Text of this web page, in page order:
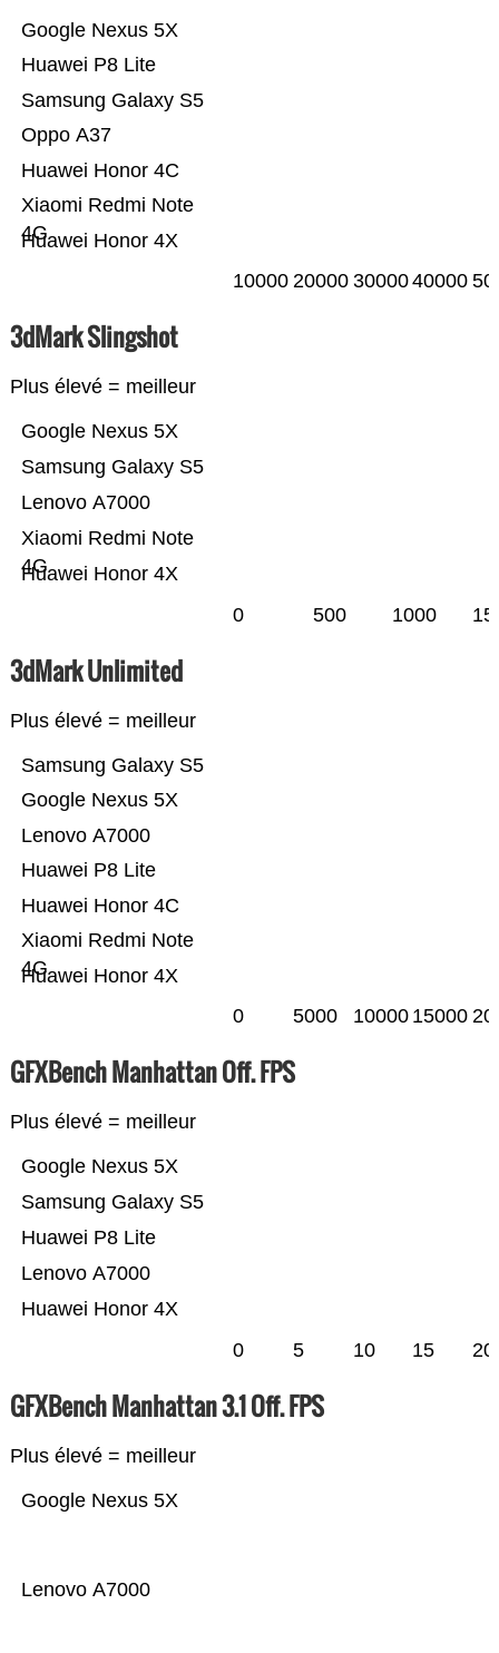
Huawei Honor 4X
Xiaomi Redmi Note
4G
Huawei Honor 4C
Oppo A37
Samsung Galaxy S5
Huawei P8 Lite
Google Nexus 5X
10000 20000 3000040000
3dMark Slingshot
Plus élevé = meilleur
Huawei Honor 4X
Xiaomi Redmi Note
4G
Lenovo A7000
Samsung Galaxy S5
Google Nexus 5X
0 500 1000
3dMark Unlimited
Plus élevé = meilleur
Huawei Honor 4X
Xiaomi Redmi Note
4G
Huawei Honor 4C
Huawei P8 Lite
Lenovo A7000
Google Nexus 5X
Samsung Galaxy S5
0 5000 10000 15000
GFXBench Manhattan Off. FPS
Plus élevé = meilleur
Huawei Honor 4X
Lenovo A7000
Huawei P8 Lite
Samsung Galaxy S5
Google Nexus 5X
0 5 10 15 20
GFXBench Manhattan 3.1 Off. FPS
Plus élevé = meilleur
Lenovo A7000
Google Nexus 5X